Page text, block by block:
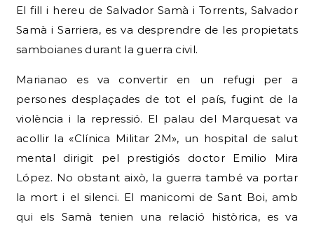
El fill i hereu de Salvador Samà i Torrents, Salvador
Samà i Sarriera, es va desprendre de les propietats
samboianes durant la guerra civil.
Marianao es va convertir en un refugi per a
persones desplaçades de tot el país, fugint de la
violència i la repressió. El palau del Marquesat va
acollir la «Clínica Militar 2M», un hospital de salut
mental dirigit pel prestigiós doctor Emilio Mira
López. No obstant això, la guerra també va portar
la mort i el silenci. El manicomi de Sant Boi, amb
qui els Samà tenien una relació històrica, es va